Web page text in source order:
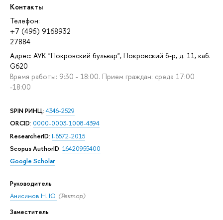
Контакты
Телефон:
+7 (495) 9168932
27884
Адрес: АУК "Покровский бульвар", Покровский б-р, д. 11, каб.
G620
Время работы: 9:30 - 18:00. Прием граждан: среда 17:00
-18:00
SPIN РИНЦ:4346-2529
ORCID: 0000-0003-1008-4394
ResearcherID: I-6572-2015
Scopus AuthorID: 16420955400
Google Scholar
Руководитель
Анисимов Н. Ю. (Ректор)
Заместитель